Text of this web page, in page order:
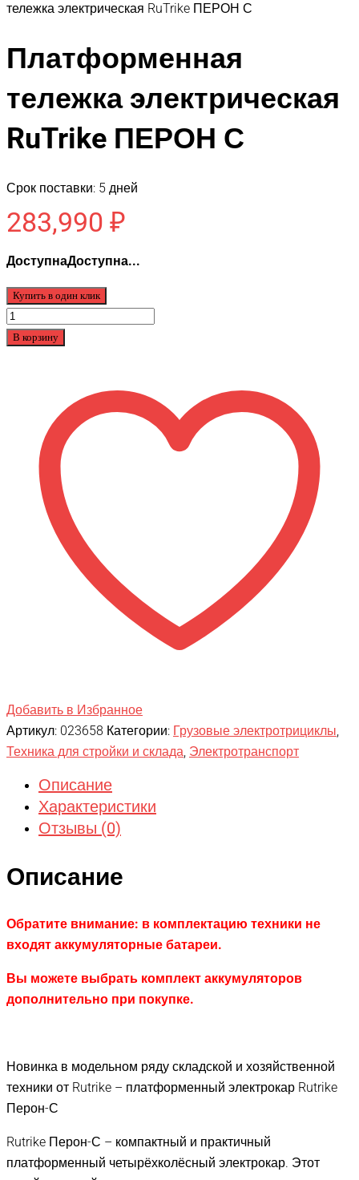
тележка электрическая RuTrike ПЕРОН С
Платформенная
тележка электрическая
RuTrike ПЕРОН С
Срок поставки: 5 дней
283,990 ₽
ДоступнаДоступна...
Купить в один клик
Количество
товара
электрическая
ПЕРОН
В корзину
Добавить в Избранное
Артикул: 023658 Категории: Грузовые электротрициклы,
Техника для стройки и склада, Электротранспорт
Описание
Характеристики
Отзывы (0)
Описание
Обратите внимание: в комплектацию техники не
входят аккумуляторные батареи.
Вы можете выбрать комплект аккумуляторов
дополнительно при покупке.
Новинка в модельном ряду складской и хозяйственной
техники от Rutrike – платформенный электрокар Rutrike
Перон-С
Rutrike Перон-С – компактный и практичный
платформенный четырёхколёсный электрокар. Этот